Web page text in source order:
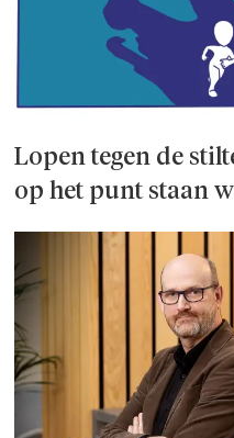
Lopen tegen de
op het punt staan